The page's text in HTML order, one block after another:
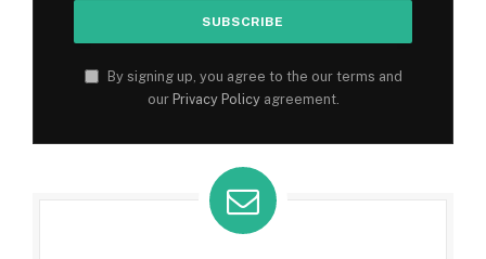
By signing up, you agree to the our terms and
our Privacy Policyagreement.